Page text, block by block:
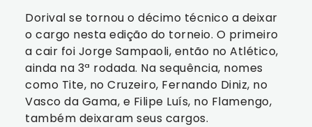
Dorival se tornou o décimo técnico a deixar
o cargo nesta edição do torneio. O primeiro
a cair foi Jorge Sampaoli, então no Atlético,
ainda na 3ª rodada. Na sequência, nomes
como Tite, no Cruzeiro, Fernando Diniz, no
Vasco da Gama, e Filipe Luís, no Flamengo,
também deixaram seus cargos.